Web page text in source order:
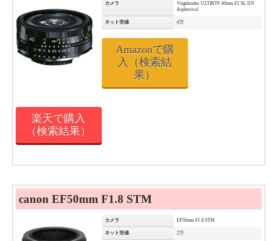
カメラ
Voigtlander ULTRON 40mm F2 SL IIN
Aspherical
ネット安値 4万
Amazonで購
入（検索結
果）
楽天で購入
（検索結果）
canon EF50mm F1.8 STM
カメラ EF50mm F1.8 STM
ネット安値 2万